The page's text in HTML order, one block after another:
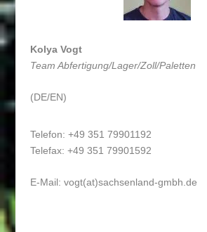
Kolya Vogt
Team Abfertigung/Lager/Zoll/Paletten
(DE/EN)
Telefon: +49 351 79901192
Telefax: +49 351 79901592
E-Mail: vogt(at)sachsenland-gmbh.de